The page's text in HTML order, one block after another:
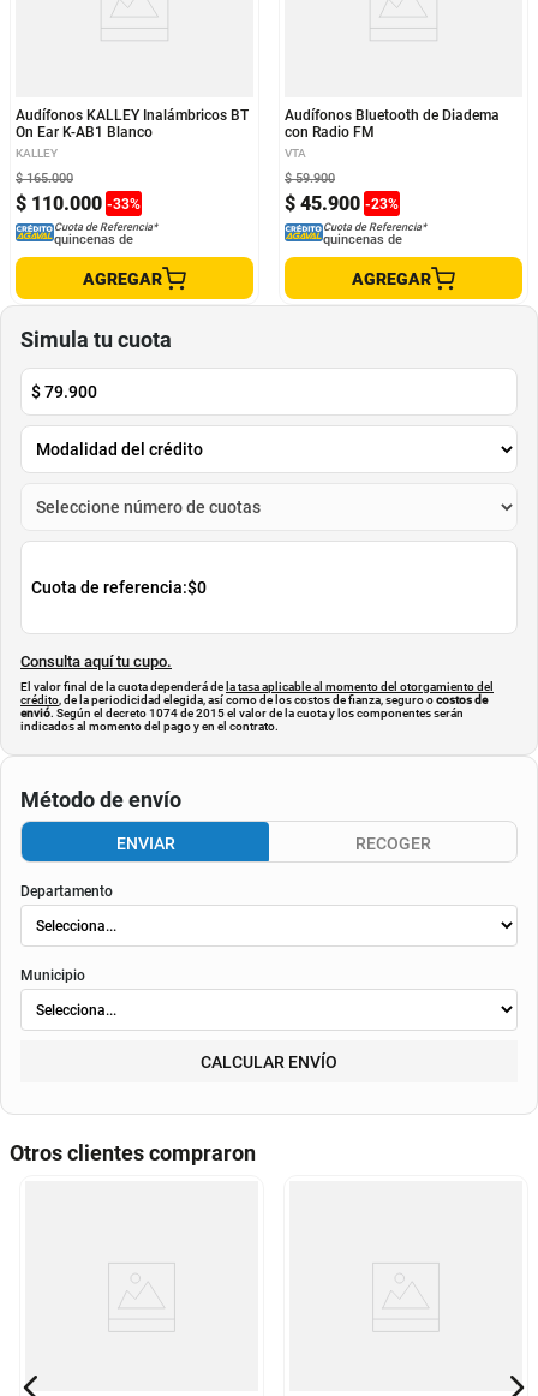
Audífonos KALLEY Inalámbricos BT
On Ear K-AB1 Blanco
KALLEY
$ 110.000 -33%
$ 165.000
Cuota de Referencia*
quincenas de
AGREGAR
Audífonos Bluetooth de Diadema
con Radio FM
VTA
$ 45.900 -23%
$ 59.900
Cuota de Referencia*
quincenas de
AGREGAR
Simula tu cuota
$79.900
Cuota de referencia:$0
Consulta aquí tu cupo.
El valor final de la cuota dependerá de la tasa aplicable al momento del otorgamiento del
crédito , de la periodicidad elegida, así como de los costos de fianza, seguro ocostos de
envió. Según el decreto 1074 de 2015 el valor de la cuota y los componentes serán
indicados al momento del pago y en el contrato.
Método de envío
ENVIAR RECOGER
Departamento
Municipio
CALCULAR ENVÍO
Otros clientes compraron